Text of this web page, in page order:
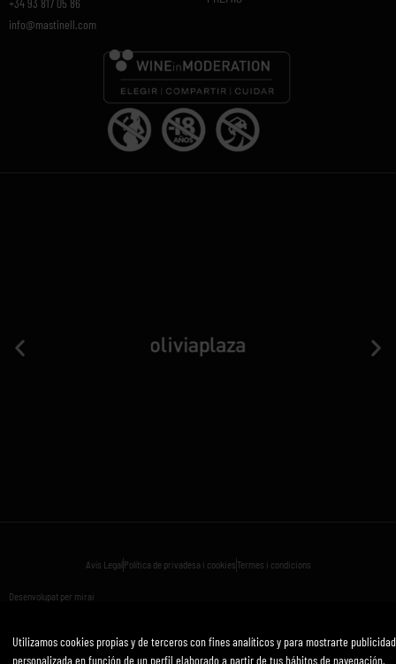
+34 93 817 05 86
info@mastinell.com
Avís LegalPolítica de privadesa i cookies Termes i condicions
Desenvolupat per mirai
Utilizamos cookies propias y de terceros con fines analíticos y para mostrarte publicidad
personalizada en función de un perfil elaborado a partir de tus hábitos de navegación.